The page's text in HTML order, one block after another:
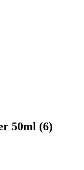
50ml (6)